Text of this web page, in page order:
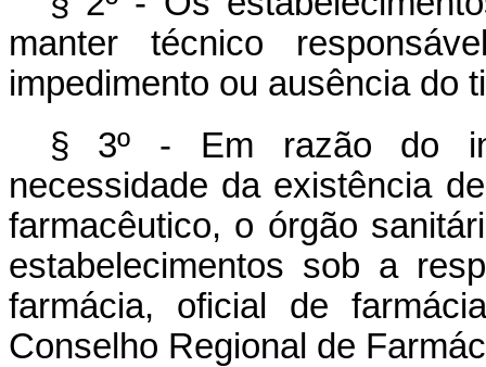
manter técnico
impedimento ou ausência do
§ 3º - Em razão do
necessidade da existência
farmacêutico, o órgão
estabelecimentos sob a
farmácia, oficial de
Conselho Regional de